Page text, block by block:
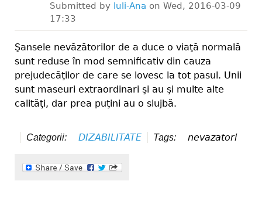
Submitted by Iuli-Ana on Wed, 2016-03-09
17:33
Şansele nevăzătorilor de a duce o viaţă normală
sunt reduse în mod semnificativ din cauza
prejudecăţilor de care se lovesc la tot pasul. Unii
sunt maseuri extraordinari şi au şi multe alte
calităţi, dar prea puţini au o slujbă.
Categorii: DIZABILITATE Tags: nevazatori